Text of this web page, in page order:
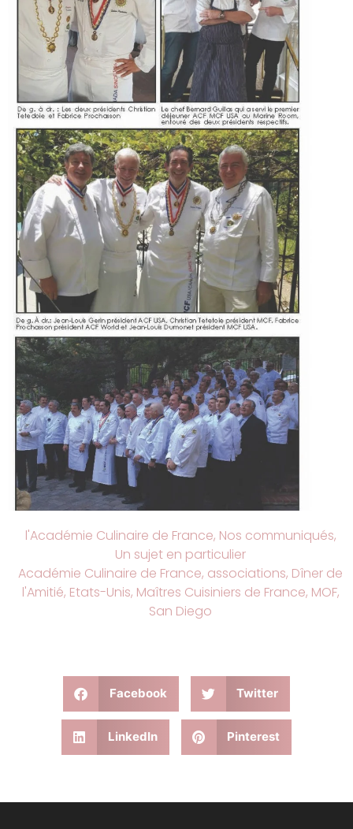
l'Académie Culinaire de France, Nos communiqués,
Un sujet en particulier
Académie Culinaire de France, associations, Dîner de
l'Amitié, Etats-Unis, Maîtres Cuisiniers de France, MOF,
San Diego
Facebook Twitter
LinkedIn Pinterest